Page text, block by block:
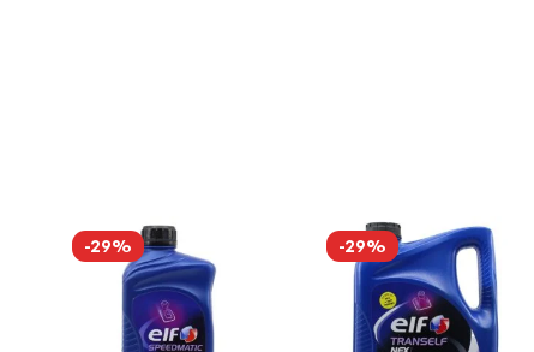
-29% -29%